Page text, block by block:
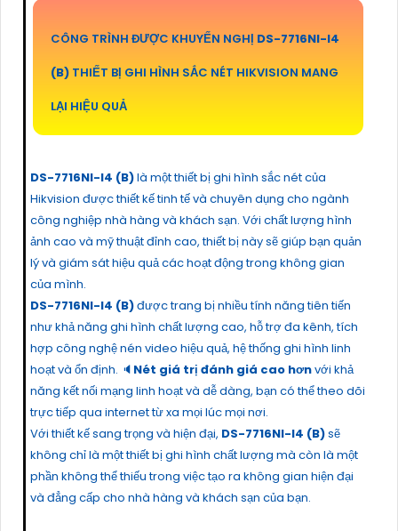
CÔNG TRÌNH ĐƯỢC KHUYẾN NGHỊ DS-7716NI-I4
(B) THIẾT BỊ GHI HÌNH SẮC NÉT HIKVISION MANG
LẠI HIỆU QUẢ
DS-7716NI-I4 (B)là một thiết bị ghi hình sắc nét của
Hikvision được thiết kế tinh tế và chuyên dụng cho ngành
công nghiệp nhà hàng và khách sạn. Với chất lượng hình
ảnh cao và mỹ thuật đỉnh cao, thiết bị này sẽ giúp bạn quản
lý và giám sát hiệu quả các hoạt động trong không gian
của mình.
DS-7716NI-I4 (B)được trang bị nhiều tính năng tiên tiến
như khả năng ghi hình chất lượng cao, hỗ trợ đa kênh, tích
hợp công nghệ nén video hiệu quả, hệ thống ghi hình linh
hoạt và ổn định. 🔈 Nét giá trị đánh giá cao hơnvới khả
năng kết nối mạng linh hoạt và dễ dàng, bạn có thể theo dõi
trực tiếp qua internet từ xa mọi lúc mọi nơi.
Với thiết kế sang trọng và hiện đại, DS-7716NI-I4 (B)sẽ
không chỉ là một thiết bị ghi hình chất lượng mà còn là một
phần không thể thiếu trong việc tạo ra không gian hiện đại
và đẳng cấp cho nhà hàng và khách sạn của bạn.